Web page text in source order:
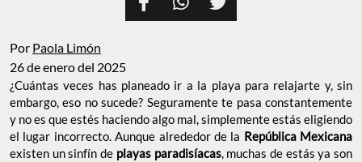
Por Paola Limón
26 de enero del 2025
¿Cuántas veces has planeado ir a la playa para relajarte y, sin
embargo, eso no sucede? Seguramente te pasa constantemente
y no es que estés haciendo algo mal, simplemente estás eligiendo
el lugar incorrecto. Aunque alrededor de la República Mexicana
existen un sinfín de playas paradisíacas, muchas de estás ya son